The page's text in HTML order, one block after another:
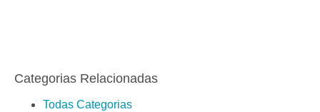
Categorias Relacionadas
Todas Categorias